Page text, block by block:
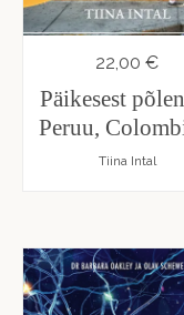
22,00 €
Päikesest
Peruu,
Tiina Intal